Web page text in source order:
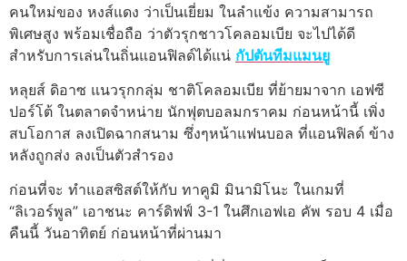
คนใหม่ของ หงส์แดง ว่าเป็นเยี่ยม ในลำแข้ง ความสามารถ
พิเศษสูง พร้อมเชื่อถือ ว่าตัวรุกชาวโคลอมเบีย จะไปได้ดี
สำหรับการเล่นในถิ่นแอนฟิลด์ได้แน่ กัปตันทีมแมนยู
หลุยส์ ดิอาซ แนวรุกกลุ่ม ชาติโคลอมเบีย ที่ย้ายมาจาก เอฟซี
ปอร์โต้ ในตลาดจำหน่าย นักฟุตบอลมกราคม ก่อนหน้านี้ เพิ่ง
สบโอกาส ลงเปิดฉากสนาม ซึ่งๆหน้าแฟนบอล ที่แอนฟิลด์ ข้าง
หลังถูกส่ง ลงเป็นตัวสำรอง
ก่อนที่จะ ทำแอสซิสต์ให้กับ ทาคูมิ มินามิโนะ ในเกมที่
“ลิเวอร์พูล” เอาชนะ คาร์ดิฟฟ์ 3-1 ในศึกเอฟเอ คัพ รอบ 4 เมื่อ
คืนนี้ วันอาทิตย์ ก่อนหน้าที่ผ่านมา